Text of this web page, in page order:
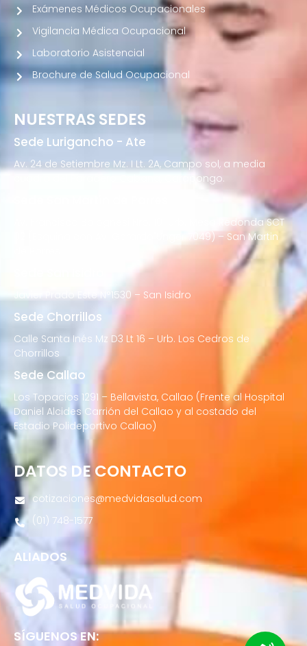
NUESTRAS SEDES
Sede Lurigancho - Ate
Av. 24 de Setiembre Mz. I Lt. 2A, Campo sol, a media
cuadra del Paradero Cabana, Carapongo.
Av. Francisco Bolognesi Nro. 101 Urb. Mesa Redonda SCT
02 (Esquina con Av. Gerardo Unger 7049) – San Martin
Javier Prado Este N°1530 – San Isidro
Sede Chorrillos
Calle Santa Inés Mz D3 Lt 16 – Urb. Los Cedros de
Chorrillos
Sede Callao
Los Topacios 1291 – Bellavista, Callao (Frente al Hospital
Daniel Alcides Carrión del Callao y al costado del
Estadio Polideportivo Callao)
Exámenes Médicos Ocupacionales
Vigilancia Médica Ocupacional
Laboratorio Asistencial
Brochure de Salud Ocupacional
DATOS DE CONTACTO
cotizaciones@medvidasalud.com
(01) 748-1577
ALIADOS
SÍGUENOS EN: